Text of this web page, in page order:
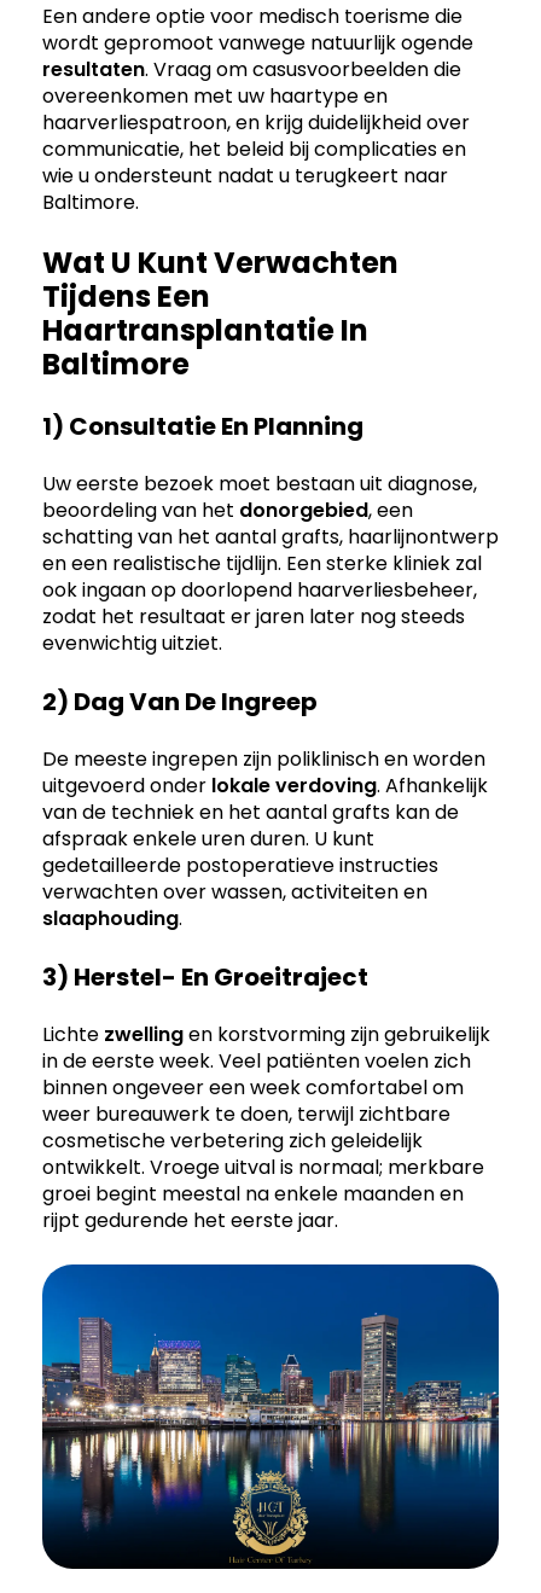
Een andere optie voor medisch toerisme die
wordt gepromoot vanwege natuurlijk ogende
resultaten. Vraag om casusvoorbeelden die
overeenkomen met uw haartype en
haarverliespatroon, en krijg duidelijkheid over
communicatie, het beleid bij complicaties en
wie u ondersteunt nadat u terugkeert naar
Baltimore.
Wat U Kunt Verwachten
Tijdens Een
Haartransplantatie In
Baltimore
1) Consultatie En Planning
Uw eerste bezoek moet bestaan uit diagnose,
beoordeling van het donorgebied, een
schatting van het aantal grafts, haarlijnontwerp
en een realistische tijdlijn. Een sterke kliniek zal
ook ingaan op doorlopend haarverliesbeheer,
zodat het resultaat er jaren later nog steeds
evenwichtig uitziet.
2) Dag Van De Ingreep
De meeste ingrepen zijn poliklinisch en worden
uitgevoerd onder lokale verdoving. Afhankelijk
van de techniek en het aantal grafts kan de
afspraak enkele uren duren. U kunt
gedetailleerde postoperatieve instructies
verwachten over wassen, activiteiten en
slaaphouding.
3) Herstel- En Groeitraject
Lichte zwellingen korstvorming zijn gebruikelijk
in de eerste week. Veel patiënten voelen zich
binnen ongeveer een week comfortabel om
weer bureauwerk te doen, terwijl zichtbare
cosmetische verbetering zich geleidelijk
ontwikkelt. Vroege uitval is normaal; merkbare
groei begint meestal na enkele maanden en
rijpt gedurende het eerste jaar.